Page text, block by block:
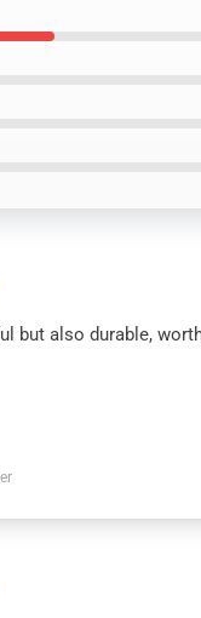
but also durable,